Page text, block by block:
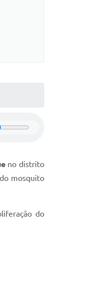
no distrito
mosquito
do